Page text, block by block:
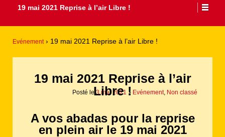
19 mai 2021 Reprise à l’air Libre !
Evénement › 19 mai 2021 Reprise à l’air Libre !
19 mai 2021 Reprise à l’air
Libre !
Posté le 3 mai 2021 - Evénement, Non classé
A vos abadas pour la reprise
en plein air le 19 mai 2021